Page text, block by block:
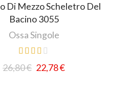
Di Mezzo Scheletro Del
Bacino 3055
Ossa Singole
26,80 € 22,78 €